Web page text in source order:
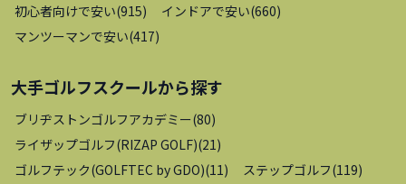
初心者向けで安い(915) インドアで安い(660)
マンツーマンで安い(417)
大手ゴルフスクールから探す
ブリヂストンゴルフアカデミー(80)
ライザップゴルフ(RIZAP GOLF)(21 )
ゴルフテック(GOLFTEC by GDO)(11 ) ステップゴルフ(119)